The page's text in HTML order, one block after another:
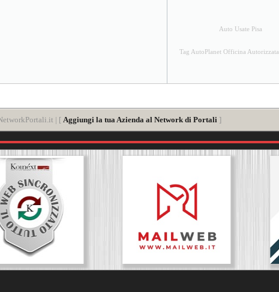
Auto Usate Pisa
Tag AutoPlanet Officina Autorizzata
| [ Aggiungi la tua Azienda al Network di Portali ]